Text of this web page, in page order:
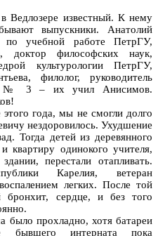
Ведлозере известный. К нему
выпускники. Анатолий
по учебной работе ПетрГУ,
доктор философских наук,
культурологии ПетрГУ,
филолог, руководитель
№ 3 – их учил Анисимов.
года, мы не смогли долго
нездоровилось. Ухудшение
Тогда детей из деревянного
квартиру одинокого учителя,
перестали отапливать.
Карелия, ветеран
легких. После той
бронхит, сердце, и без того
было прохладно, хотя батареи
бывшего интерната пока